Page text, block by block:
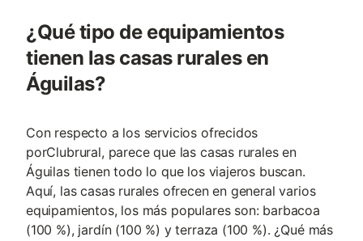
¿Qué tipo de equipamientos
tienen las casas rurales en
Águilas?
Con respecto a los servicios ofrecidos
porClubrural, parece que las casas rurales en
Águilas tienen todo lo que los viajeros buscan.
Aquí, las casas rurales ofrecen en general varios
equipamientos, los más populares son: barbacoa
(100 %), jardín (100 %) y terraza (100 %). ¿Qué más